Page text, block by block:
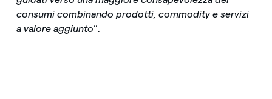
consumi combinando prodotti, commodity e servizi
a valore aggiunto”.